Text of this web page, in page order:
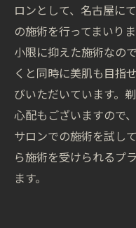
ロンとして、名古屋に
の施術を行ってまいり
小限に抑えた施術なの
くと同時に美肌も目指
びいただいています。
心配もございますので
サロンでの施術を試し
ら施術を受けられるプ
ます。